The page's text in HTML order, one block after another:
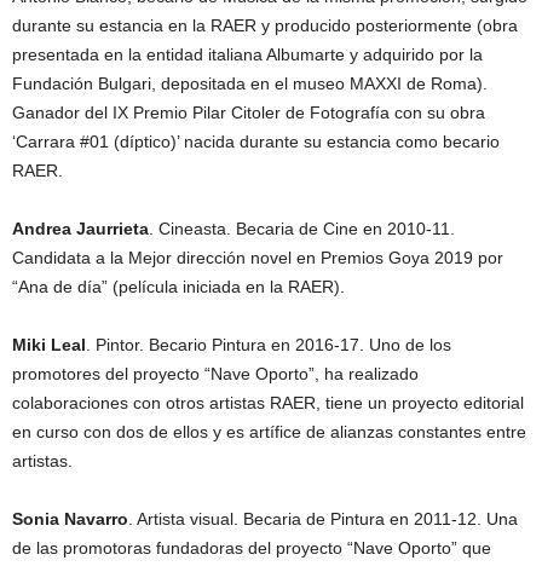
durante su estancia en la RAER y producido posteriormente (obra
presentada en la entidad italiana Albumarte y adquirido por la
Fundación Bulgari, depositada en el museo MAXXI de Roma).
Ganador del IX Premio Pilar Citoler de Fotografía con su obra
‘Carrara #01 (díptico)’ nacida durante su estancia como becario
RAER.
Andrea Jaurrieta . Cineasta. Becaria de Cine en 2010-11.
Candidata a la Mejor dirección novel en Premios Goya 2019 por
“Ana de día” (película iniciada en la RAER).
Miki Leal . Pintor. Becario Pintura en 2016-17. Uno de los
promotores del proyecto “Nave Oporto”, ha realizado
colaboraciones con otros artistas RAER, tiene un proyecto editorial
en curso con dos de ellos y es artífice de alianzas constantes entre
artistas.
Sonia Navarro . Artista visual. Becaria de Pintura en 2011-12. Una
de las promotoras fundadoras del proyecto “Nave Oporto” que